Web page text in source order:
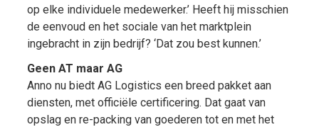
op elke individuele medewerker.’ Heeft hij misschien
de eenvoud en het sociale van het marktplein
ingebracht in zijn bedrijf? ‘Dat zou best kunnen.’
Geen AT maar AG
Anno nu biedt AG Logistics een breed pakket aan
diensten, met officiële certificering. Dat gaat van
opslag en re-packing van goederen tot en met het